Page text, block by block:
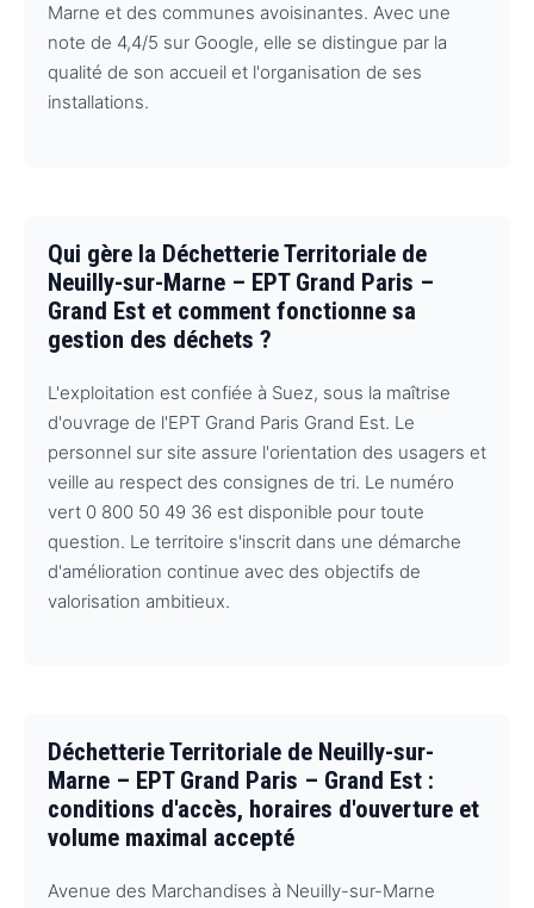
Marne et des communes avoisinantes. Avec une
note de 4,4/5 sur Google, elle se distingue par la
qualité de son accueil et l'organisation de ses
installations.
Qui gère la Déchetterie Territoriale de
Neuilly-sur-Marne – EPT Grand Paris –
Grand Est et comment fonctionne sa
gestion des déchets ?
L'exploitation est confiée à Suez, sous la maîtrise
d'ouvrage de l'EPT Grand Paris Grand Est. Le
personnel sur site assure l'orientation des usagers et
veille au respect des consignes de tri. Le numéro
vert 0 800 50 49 36 est disponible pour toute
question. Le territoire s'inscrit dans une démarche
d'amélioration continue avec des objectifs de
valorisation ambitieux.
Déchetterie Territoriale de Neuilly-sur-
Marne – EPT Grand Paris – Grand Est :
conditions d'accès, horaires d'ouverture et
volume maximal accepté
Avenue des Marchandises à Neuilly-sur-Marne